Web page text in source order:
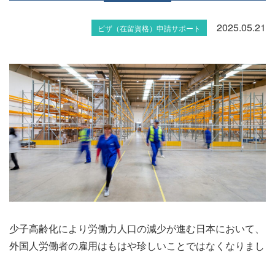
ビザ（在留資格）申請サポート 2025.05.21
少子高齢化により労働力人口の減少が進む日本において、
外国人労働者の雇用はもはや珍しいことではなくなりまし